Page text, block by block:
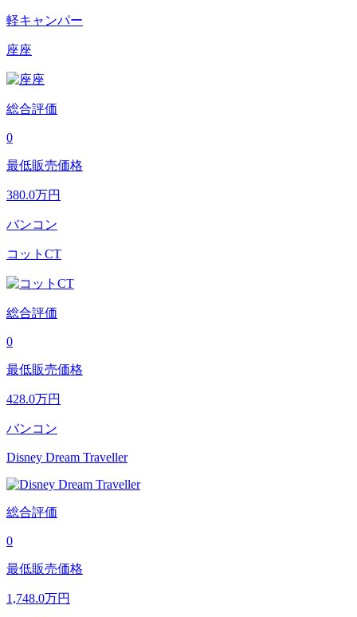
軽キャンパー
座座
総合評価
0
最低販売価格
380.0万円
バンコン
コットCT
総合評価
0
最低販売価格
428.0万円
バンコン
Disney Dream Traveller
総合評価
0
最低販売価格
1,748.0万円